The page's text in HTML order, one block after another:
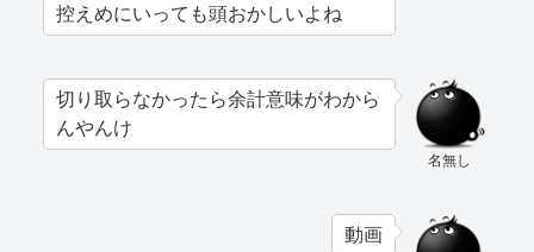
控えめにいっても頭おかしいよね
名無し
切り取らなかったら余計意味がわから
んやんけ
動画